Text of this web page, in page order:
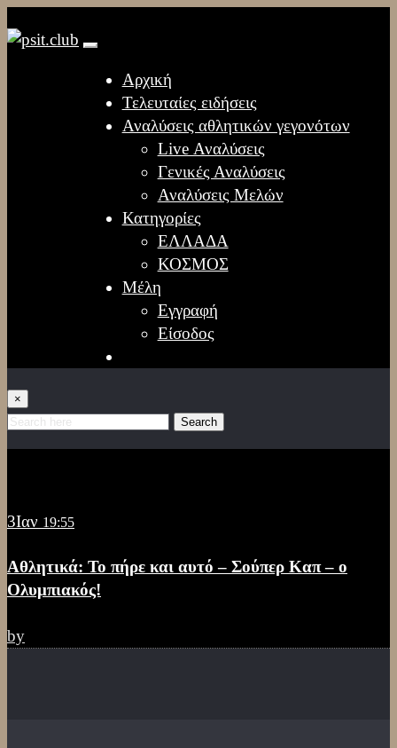
Αρχική
Τελευταίες ειδήσεις
Αναλύσεις αθλητικών γεγονότων
Live Αναλύσεις
Γενικές Αναλύσεις
Αναλύσεις Μελών
Κατηγορίες
ΕΛΛΑΔΑ
ΚΟΣΜΟΣ
Μέλη
Εγγραφή
Είσοδος
×
Search
3Ιαν 19:55
Αθλητικά: Το πήρε και αυτό – Σούπερ Καπ – ο
Ολυμπιακός!
by